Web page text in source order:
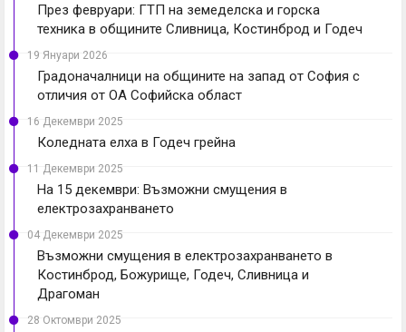
През февруари: ГТП на земеделска и горска
техника в общините Сливница, Костинброд и Годеч
19 Януари 2026
Градоначалници на общините на запад от София с
отличия от ОА Софийска област
16 Декември 2025
Коледната елха в Годеч грейна
11 Декември 2025
На 15 декември: Възможни смущения в
електрозахранването
04 Декември 2025
Възможни смущения в електрозахранването в
Костинброд, Божурище, Годеч, Сливница и
Драгоман
28 Октомври 2025